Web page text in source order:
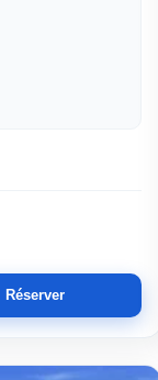
Réserver